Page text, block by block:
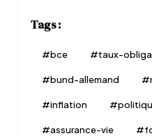
Tags :
#bce #taux-
#bund-allemand #
#inflation #
#assurance-vie #